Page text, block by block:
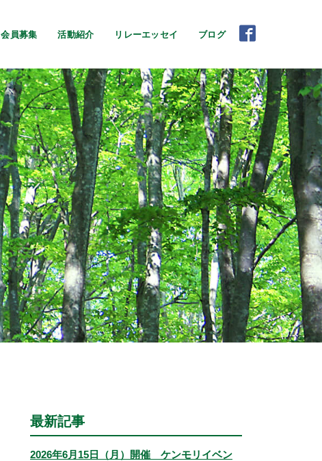
会員募集 活動紹介 リレーエッセイ ブログ
最新記事
2026年6月15日（月）開催 ケンモリイベン